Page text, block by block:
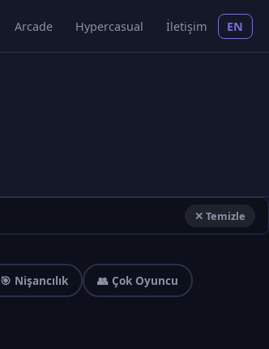
Arcade Hypercasual İletişim EN
✕ Temizle
🎯 Nişancılık 👥 Çok Oyuncu